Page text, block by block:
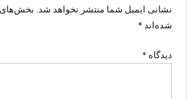
نشانی ایمیل شما منتشر نخواهد شد. بخش‌های
شده‌اند*
دیدگاه *